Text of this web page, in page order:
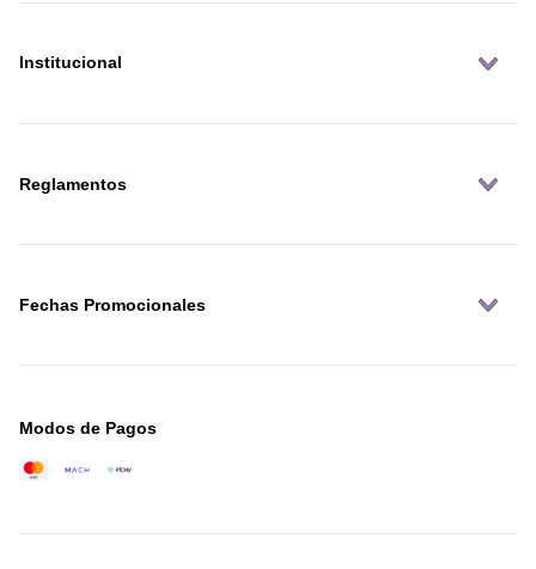
Institucional
Reglamentos
Fechas Promocionales
Modos de Pagos